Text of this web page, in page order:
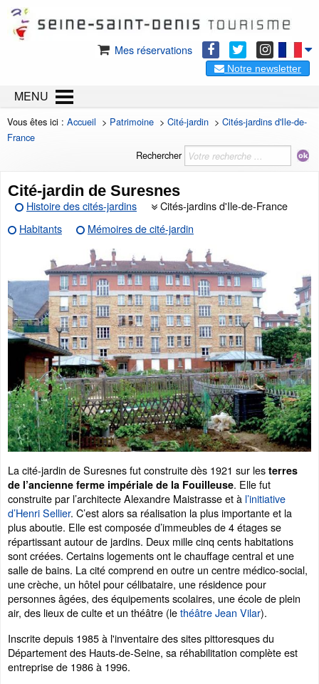
Mes réservations
Notre newsletter
MENU
Vous êtes ici : Accueil > Patrimoine > Cité-jardin > Cités-jardins d'Ile-de-
France
Rechercher
Cité-jardin de Suresnes
Histoire des cités-jardins
Cités-jardins d'Ile-de-France
Habitants
Mémoires de cité-jardin
La cité-jardin de Suresnes fut construite dès 1921 sur les terres
de l’ancienne ferme impériale de la Fouilleuse. Elle fut
construite par l’architecte Alexandre Maistrasse et à l’initiative
d’Henri Sellier. C’est alors sa réalisation la plus importante et la
plus aboutie. Elle est composée d’immeubles de 4 étages se
répartissant autour de jardins. Deux mille cinq cents habitations
sont créées. Certains logements ont le chauffage central et une
salle de bains. La cité comprend en outre un centre médico-social,
une crèche, un hôtel pour célibataire, une résidence pour
personnes âgées, des équipements scolaires, une école de plein
air, des lieux de culte et un théâtre (lethéâtre Jean Vilar).
Inscrite depuis 1985 à l'inventaire des sites pittoresques du
Département des Hauts-de-Seine, sa réhabilitation complète est
entreprise de 1986 à 1996.